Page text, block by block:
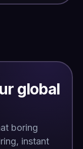
global
boring
instant